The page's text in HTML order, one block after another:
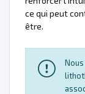
ce qui peut
être.